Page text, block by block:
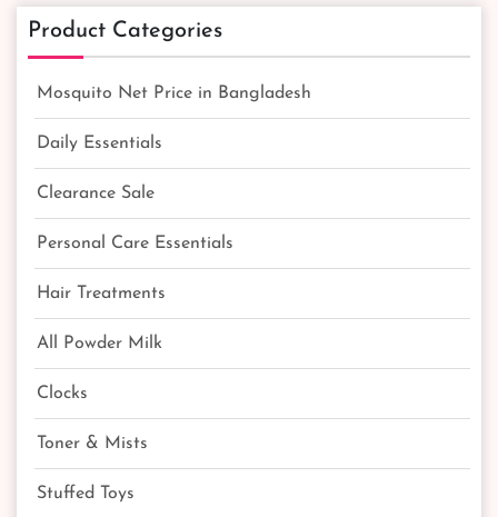
Product Categories
Mosquito Net Price in Bangladesh
Daily Essentials
Clearance Sale
Personal Care Essentials
Hair Treatments
All Powder Milk
Clocks
Toner & Mists
Stuffed Toys